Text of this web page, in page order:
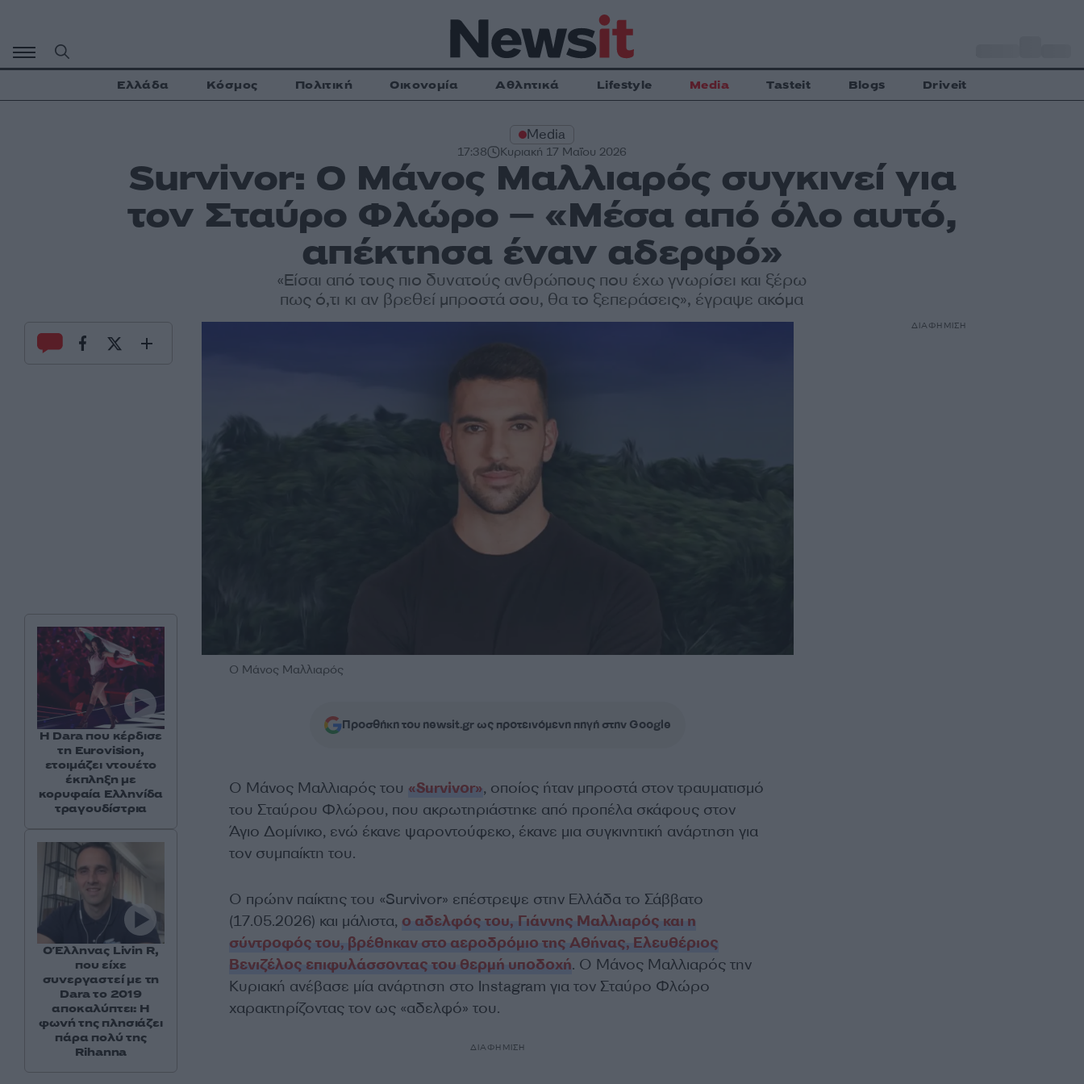
περιεχόμενο
Ελλάδα Κόσμος Πολιτική Οικονομία Αθλητικά Lifestyle Media Tasteit Blogs Driveit
Media
17:38 Κυριακή 17 Μαΐου 2026
Survivor: Ο Μάνος Μαλλιαρός συγκινεί για
τον Σταύρο Φλώρο – «Μέσα από όλο αυτό,
απέκτησα έναν αδερφό»
«Είσαι από τους πιο δυνατούς ανθρώπους που έχω γνωρίσει και ξέρω
πως ό,τι κι αν βρεθεί μπροστά σου, θα το ξεπεράσεις», έγραψε ακόμα
Ο Μάνος Μαλλιαρός
Προσθήκη του newsit.gr ως προτεινόμενη πηγή στην Google
Ο Μάνος Μαλλιαρός του «Survivor», οποίος ήταν μπροστά στον τραυματισμό
του Σταύρου Φλώρου, που ακρωτηριάστηκε από προπέλα σκάφους στον
Άγιο Δομίνικο, ενώ έκανε ψαροντούφεκο, έκανε μια συγκινητική ανάρτηση για
τον συμπαίκτη του.
Ο πρώην παίκτης του «Survivor» επέστρεψε στην Ελλάδα το Σάββατο
(17.05.2026) και μάλιστα, ο αδελφός του, Γιάννης Μαλλιαρός και η
σύντροφός του, βρέθηκαν στο αεροδρόμιο της Αθήνας, Ελευθέριος
Βενιζέλος επιφυλάσσοντας του θερμή υποδοχή. Ο Μάνος Μαλλιαρός την
Κυριακή ανέβασε μία ανάρτηση στο Instagram για τον Σταύρο Φλώρο
χαρακτηρίζοντας τον ως «αδελφό» του.
ΔΙΑΦΗΜΙΣΗ
H Dara που κέρδισε
τη Eurovision,
ετοιμάζει ντουέτο
έκπληξη με
κορυφαία Ελληνίδα
τραγουδίστρια
Ο Έλληνας Livin R,
που είχε
συνεργαστεί με τη
Dara το 2019
αποκαλύπτει: Η
φωνή της πλησιάζει
πάρα πολύ της
Rihanna
ΔΙΑΦΗΜΙΣΗ